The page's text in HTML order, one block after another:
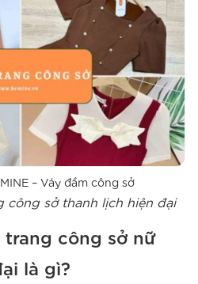
– Váy đầm công sở
công sở thanh lịch hiện đại
công sở nữ
là gì?